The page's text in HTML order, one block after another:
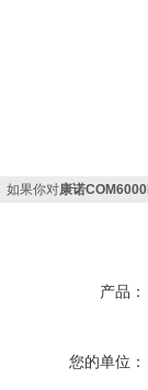
如果你对康诺
产品：
您的单位：